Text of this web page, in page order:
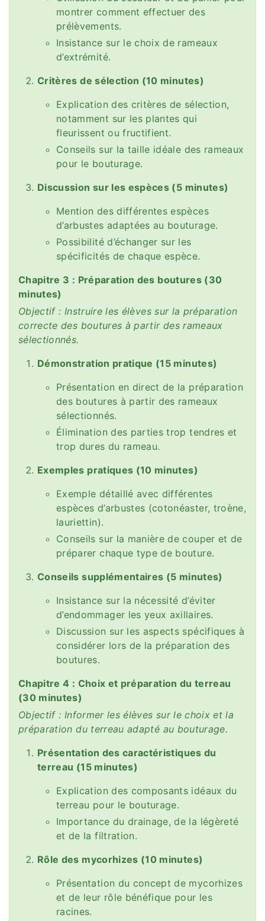
montrer comment effectuer des
prélèvements.
Insistance sur le choix de rameaux
d’extrémité.
Critères de sélection (10 minutes)
Explication des critères de sélection,
notamment sur les plantes qui
fleurissent ou fructifient.
Conseils sur la taille idéale des rameaux
pour le bouturage.
Discussion sur les espèces (5 minutes)
Mention des différentes espèces
d’arbustes adaptées au bouturage.
Possibilité d’échanger sur les
spécificités de chaque espèce.
Chapitre 3 : Préparation des boutures (30
minutes)
Objectif : Instruire les élèves sur la préparation
correcte des boutures à partir des rameaux
sélectionnés.
Démonstration pratique (15 minutes)
Présentation en direct de la préparation
des boutures à partir des rameaux
sélectionnés.
Élimination des parties trop tendres et
trop dures du rameau.
Exemples pratiques (10 minutes)
Exemple détaillé avec différentes
espèces d’arbustes (cotonéaster, troène,
lauriettin).
Conseils sur la manière de couper et de
préparer chaque type de bouture.
Conseils supplémentaires (5 minutes)
Insistance sur la nécessité d’éviter
d’endommager les yeux axillaires.
Discussion sur les aspects spécifiques à
considérer lors de la préparation des
boutures.
Chapitre 4 : Choix et préparation du terreau
(30 minutes)
Objectif : Informer les élèves sur le choix et la
préparation du terreau adapté au bouturage.
Présentation des caractéristiques du
terreau (15 minutes)
Explication des composants idéaux du
terreau pour le bouturage.
Importance du drainage, de la légèreté
et de la filtration.
Rôle des mycorhizes (10 minutes)
Présentation du concept de mycorhizes
et de leur rôle bénéfique pour les
racines.